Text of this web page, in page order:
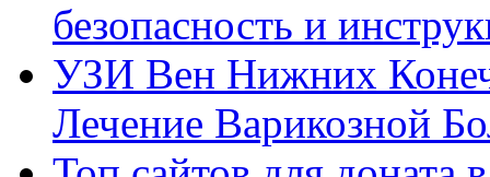
безопасность и
УЗИ Вен Нижних
Лечение Варикозной